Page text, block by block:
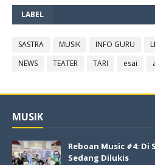
LABEL
SASTRA MUSIK INFO GURU
NEWS
TEATER TARI esai
MUSIK
Reboan Music #4: Di
Sedang Dilukis